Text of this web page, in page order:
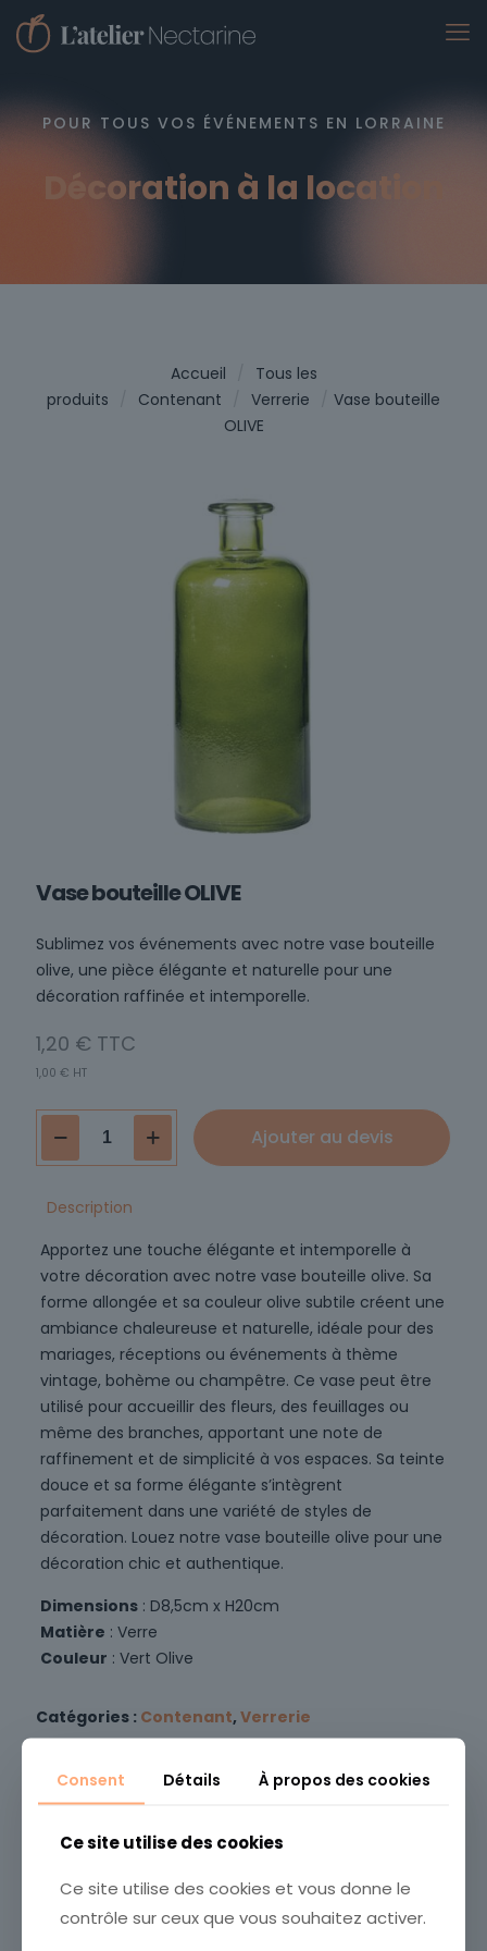
POUR TOUS VOS ÉVÉNEMENTS EN LORRAINE
Décoration à la location
Accueil
Tous les
produits
Contenant Verrerie
Vase bouteille
OLIVE
Vase bouteille OLIVE
Sublimez vos événements avec notre vase bouteille
olive, une pièce élégante et naturelle pour une
décoration raffinée et intemporelle.
1,20 €
1,00 € HT
quantité
bouteille
Ajouter au devis
Description
Apportez une touche élégante et intemporelle à
votre décoration avec notre vase bouteille olive. Sa
forme allongée et sa couleur olive subtile créent une
ambiance chaleureuse et naturelle, idéale pour des
mariages, réceptions ou événements à thème
vintage, bohème ou champêtre. Ce vase peut être
utilisé pour accueillir des fleurs, des feuillages ou
même des branches, apportant une note de
raffinement et de simplicité à vos espaces. Sa teinte
douce et sa forme élégante s’intègrent
parfaitement dans une variété de styles de
décoration. Louez notre vase bouteille olive pour une
décoration chic et authentique.
Dimensions: D8,5cm x H20cm
Matière : Verre
Couleur : Vert Olive
Catégories : Contenant, Verrerie
Vous aimerez peut-être aussi…
Consent Détails À propos des cookies
Ce site utilise des cookies
Ce site utilise des cookies et vous donne le
contrôle sur ceux que vous souhaitez activer.